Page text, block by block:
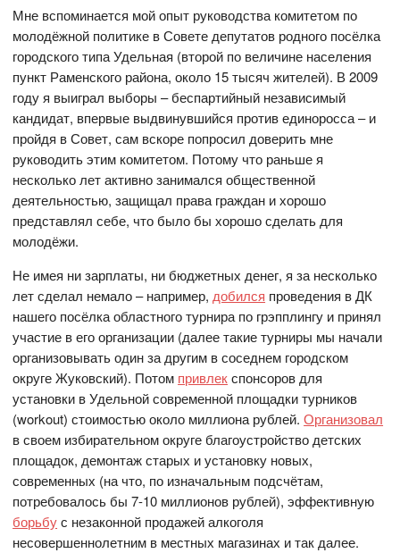
Мне вспоминается мой опыт руководства комитетом по
молодёжной политике в Совете депутатов родного посёлка
городского типа Удельная (второй по величине населения
пункт Раменского района, около 15 тысяч жителей). В 2009
году я выиграл выборы – беспартийный независимый
кандидат, впервые выдвинувшийся против единоросса – и
пройдя в Совет, сам вскоре попросил доверить мне
руководить этим комитетом. Потому что раньше я
несколько лет активно занимался общественной
деятельностью, защищал права граждан и хорошо
представлял себе, что было бы хорошо сделать для
молодёжи.
Не имея ни зарплаты, ни бюджетных денег, я за несколько
лет сделал немало – например, добился проведения в ДК
нашего посёлка областного турнира по грэпплингу и принял
участие в его организации (далее такие турниры мы начали
организовывать один за другим в соседнем городском
округе Жуковский). Потом привлекспонсоров для
установки в Удельной современной площадки турников
(workout) стоимостью около миллиона рублей.Организовал
в своем избирательном округе благоустройство детских
площадок, демонтаж старых и установку новых,
современных (на что, по изначальным подсчётам,
потребовалось бы 7-10 миллионов рублей), эффективную
борьбус незаконной продажей алкоголя
несовершеннолетним в местных магазинах и так далее.